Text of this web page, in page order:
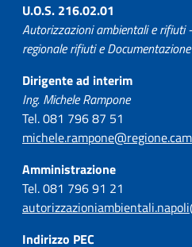
U.O.S. 216.02.01
Autorizzazioni ambientali e rifiuti
regionale rifiuti e Documentazione
Dirigente ad interim
Ing. Michele Rampone
Tel. 081 796 87 51
Amministrazione
Tel. 081 796 91 21
Indirizzo PEC